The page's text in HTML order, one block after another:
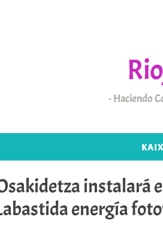
Haciendo
instalará
energía